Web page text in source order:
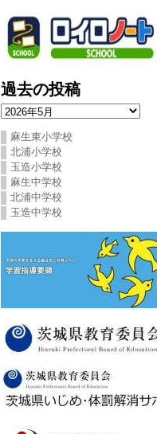
過去の投稿
過
去
の
投
稿
麻生東小学校
北浦小学校
玉造小学校
麻生中学校
北浦中学校
玉造中学校